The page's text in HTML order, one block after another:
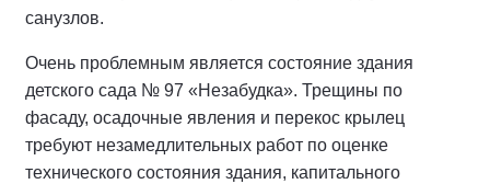
санузлов.
Очень проблемным является состояние здания
детского сада № 97 «Незабудка». Трещины по
фасаду, осадочные явления и перекос крылец
требуют незамедлительных работ по оценке
технического состояния здания, капитального